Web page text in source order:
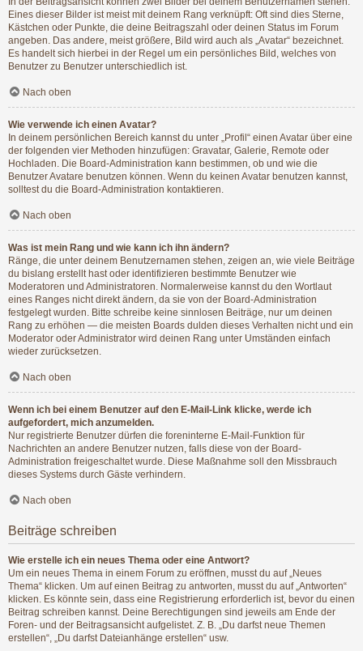
Eines dieser Bilder ist meist mit deinem Rang verknüpft: Oft sind dies Sterne,
Kästchen oder Punkte, die deine Beitragszahl oder deinen Status im Forum
angeben. Das andere, meist größere, Bild wird auch als „Avatar“ bezeichnet.
Es handelt sich hierbei in der Regel um ein persönliches Bild, welches von
Benutzer zu Benutzer unterschiedlich ist.
Nach oben
Wie verwende ich einen Avatar?
In deinem persönlichen Bereich kannst du unter „Profil“ einen Avatar über eine
der folgenden vier Methoden hinzufügen: Gravatar, Galerie, Remote oder
Hochladen. Die Board-Administration kann bestimmen, ob und wie die
Benutzer Avatare benutzen können. Wenn du keinen Avatar benutzen kannst,
solltest du die Board-Administration kontaktieren.
Nach oben
Was ist mein Rang und wie kann ich ihn ändern?
Ränge, die unter deinem Benutzernamen stehen, zeigen an, wie viele Beiträge
du bislang erstellt hast oder identifizieren bestimmte Benutzer wie
Moderatoren und Administratoren. Normalerweise kannst du den Wortlaut
eines Ranges nicht direkt ändern, da sie von der Board-Administration
festgelegt wurden. Bitte schreibe keine sinnlosen Beiträge, nur um deinen
Rang zu erhöhen — die meisten Boards dulden dieses Verhalten nicht und ein
Moderator oder Administrator wird deinen Rang unter Umständen einfach
wieder zurücksetzen.
Nach oben
Wenn ich bei einem Benutzer auf den E-Mail-Link klicke, werde ich
aufgefordert, mich anzumelden.
Nur registrierte Benutzer dürfen die foreninterne E-Mail-Funktion für
Nachrichten an andere Benutzer nutzen, falls diese von der Board-
Administration freigeschaltet wurde. Diese Maßnahme soll den Missbrauch
dieses Systems durch Gäste verhindern.
Nach oben
Beiträge schreiben
Wie erstelle ich ein neues Thema oder eine Antwort?
Um ein neues Thema in einem Forum zu eröffnen, musst du auf „Neues
Thema“ klicken. Um auf einen Beitrag zu antworten, musst du auf „Antworten“
klicken. Es könnte sein, dass eine Registrierung erforderlich ist, bevor du einen
Beitrag schreiben kannst. Deine Berechtigungen sind jeweils am Ende der
Foren- und der Beitragsansicht aufgelistet. Z. B. „Du darfst neue Themen
erstellen“, „Du darfst Dateianhänge erstellen“ usw.